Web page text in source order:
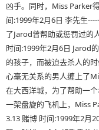
凶手。同时，Miss Parker
间:1999年2月6日 李先生
了Jarod曾帮助或惩罚过的
时间:1999年2月6日 Jarod
的孩子，而被迫去杀人的
心毫无关系的男人缠上了
在大西洋城，为了帮助一
一架盘旋的飞机上，Miss
3.13 赌博 时间:1999年2月